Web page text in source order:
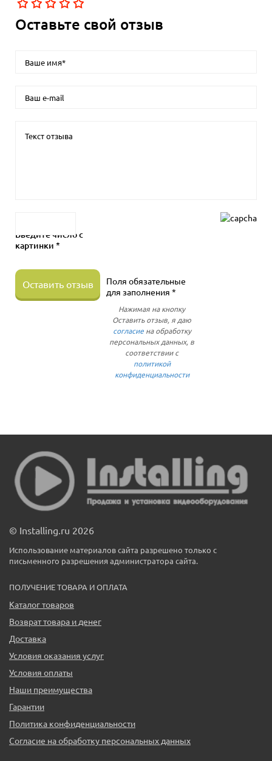
Оставьте свой отзыв
Введите число с
картинки *
Оставить отзыв
Поля обязательные
для заполнения *
Нажимая на кнопку
Оставить отзыв, я даю
согласиена обработку
персональных данных, в
соответствии с
политикой
конфиденциальности
© Installing.ru 2026
Использование материалов сайта разрешено только с
письменного разрешения администратора сайта.
ПОЛУЧЕНИЕ ТОВАРА И ОПЛАТА
Каталог товаров
Возврат товара и денег
Доставка
Условия оказания услуг
Условия оплаты
Наши преимущества
Гарантии
Политика конфиденциальности
Согласие на обработку персональных данных